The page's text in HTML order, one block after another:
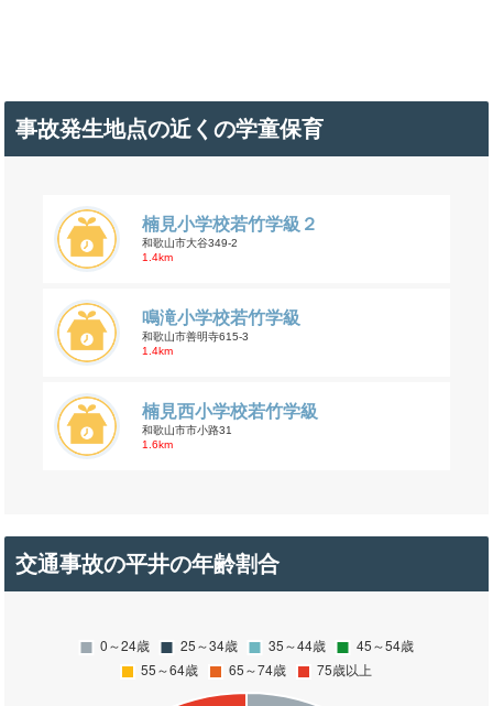
事故発生地点の近くの学童保育
楠見小学校若竹学級２
和歌山市大谷349-2
1.4km
鳴滝小学校若竹学級
和歌山市善明寺615-3
1.4km
楠見西小学校若竹学級
和歌山市市小路31
1.6km
交通事故の平井の年齢割合